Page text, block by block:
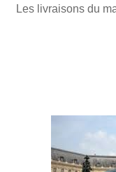
Les livraisons du